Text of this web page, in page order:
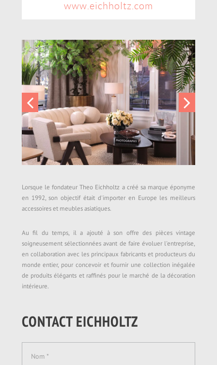
www.eichholtz.com
Lorsque le fondateur Theo Eichholtz a créé sa marque éponyme
en 1992, son objectif était d'importer en Europe les meilleurs
accessoires et meubles asiatiques.
Au fil du temps, il a ajouté à son offre des pièces vintage
soigneusement sélectionnées avant de faire évoluer l'entreprise,
en collaboration avec les principaux fabricants et producteurs du
monde entier, pour concevoir et fournir une collection inégalée
de produits élégants et raffinés pour le marché de la décoration
intérieure.
CONTACT EICHHOLTZ